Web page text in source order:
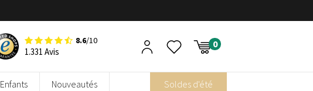
8.6/10
1.331 Avis
Enfants Nouveautés Soldes d'été